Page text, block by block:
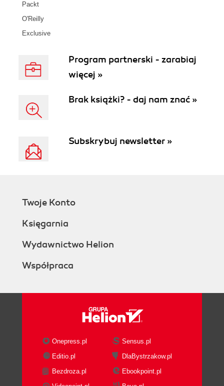
Packt
O'Reilly
Exclusive
Program partnerski - zarabiaj
więcej »
Brak książki? - daj nam znać »
Subskrybuj newsletter »
Twoje Konto
Księgarnia
Wydawnictwo Helion
Współpraca
Onepress.pl
Sensus.pl
Editio.pl
DlaBystrzakow.pl
Bezdroza.pl
Ebookpoint.pl